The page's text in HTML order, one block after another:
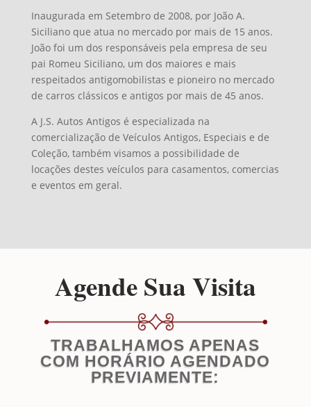
Inaugurada em Setembro de 2008, por João A.
Siciliano que atua no mercado por mais de 15 anos.
João foi um dos responsáveis pela empresa de seu
pai Romeu Siciliano, um dos maiores e mais
respeitados antigomobilistas e pioneiro no mercado
de carros clássicos e antigos por mais de 45 anos.
A J.S. Autos Antigos é especializada na
comercialização de Veículos Antigos, Especiais e de
Coleção, também visamos a possibilidade de
locações destes veículos para casamentos, comercias
e eventos em geral.
Agende Sua Visita
TRABALHAMOS APENAS
COM HORÁRIO AGENDADO
PREVIAMENTE: